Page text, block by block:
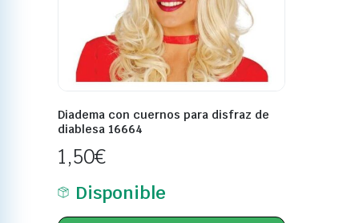
Diadema con cuernos para disfraz de
diablesa 16664
1,50€
Disponible